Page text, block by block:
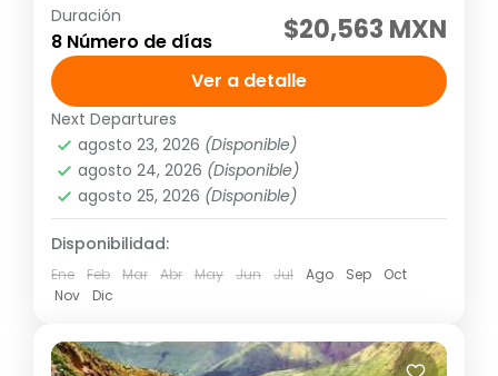
Visitando: Lima, Ica, Cusco y Machu Picchu
Salidas: Diarias (garantizadas con un
mínimo de dos personas adultas) hasta el
20 de diciembre del 2026. Descarga...
América,Sudamérica
Media
Duración
8 Número de días $20,563 MXN
Ver a detalle
Next Departures
agosto 23, 2026 (Disponible)
agosto 24, 2026 (Disponible)
agosto 25, 2026 (Disponible)
Disponibilidad:
Ene Feb Mar Abr May Jun Jul Ago Sep
Oct
Nov
Dic